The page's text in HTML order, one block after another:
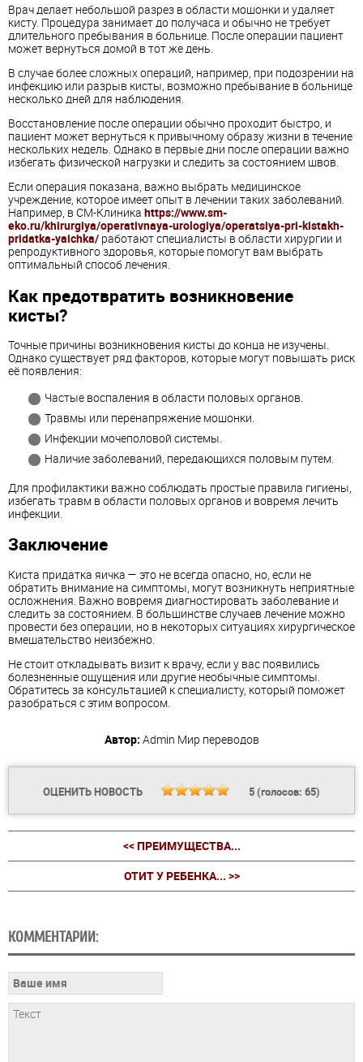
Врач делает небольшой разрез в области мошонки и удаляет
кисту. Процедура занимает до получаса и обычно не требует
длительного пребывания в больнице. После операции пациент
может вернуться домой в тот же день.
В случае более сложных операций, например, при подозрении на
инфекцию или разрыв кисты, возможно пребывание в больнице
несколько дней для наблюдения.
Восстановление после операции обычно проходит быстро, и
пациент может вернуться к привычному образу жизни в течение
нескольких недель. Однако в первые дни после операции важно
избегать физической нагрузки и следить за состоянием швов.
Если операция показана, важно выбрать медицинское
учреждение, которое имеет опыт в лечении таких заболеваний.
Например, в СМ-Клиника https://www.sm-
eko.ru/khirurgiya/operativnaya-urologiya/operatsiya-pri-kistakh-
pridatka-yaichka/ работают специалисты в области хирургии и
репродуктивного здоровья, которые помогут вам выбрать
оптимальный способ лечения.
Как предотвратить возникновение
кисты?
Точные причины возникновения кисты до конца не изучены.
Однако существует ряд факторов, которые могут повышать риск
её появления:
Частые воспаления в области половых органов.
Травмы или перенапряжение мошонки.
Инфекции мочеполовой системы.
Наличие заболеваний, передающихся половым путем.
Для профилактики важно соблюдать простые правила гигиены,
избегать травм в области половых органов и вовремя лечить
инфекции.
Заключение
Киста придатка яичка — это не всегда опасно, но, если не
обратить внимание на симптомы, могут возникнуть неприятные
осложнения. Важно вовремя диагностировать заболевание и
следить за состоянием. В большинстве случаев лечение можно
провести без операции, но в некоторых ситуациях хирургическое
вмешательство неизбежно.
Не стоит откладывать визит к врачу, если у вас появились
болезненные ощущения или другие необычные симптомы.
Обратитесь за консультацией к специалисту, который поможет
разобраться с этим вопросом.
Автор: Admin Мир переводов
ОЦЕНИТЬ НОВОСТЬ 5(голосов: 65)
<< ПРЕИМУЩЕСТВА...
ОТИТ У РЕБЕНКА... >>
КОММЕНТАРИИ: